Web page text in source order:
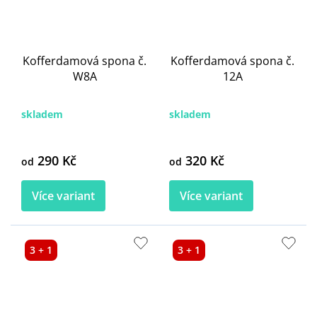
Kofferdamová spona č.
W8A
skladem
od 290 Kč
Více variant
Kofferdamová spona č.
12A
skladem
od 320 Kč
Více variant
3 + 1 3 + 1